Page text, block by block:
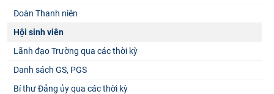
Đoàn Thanh niên
Hội sinh viên
Lãnh đạo Trường qua các thời kỳ
Danh sách GS, PGS
Bí thư Đảng ủy qua các thời kỳ